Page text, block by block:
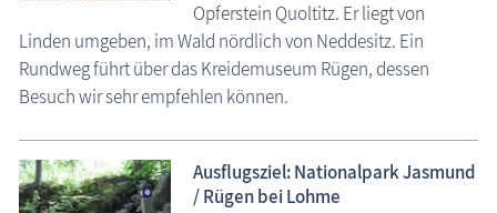
Opferstein Quoltitz. Er liegt von
Linden umgeben, im Wald nördlich von Neddesitz. Ein
Rundweg führt über das Kreidemuseum Rügen, dessen
Besuch wir sehr empfehlen können.
Ausflugsziel: Nationalpark Jasmund
/ Rügen bei Lohme